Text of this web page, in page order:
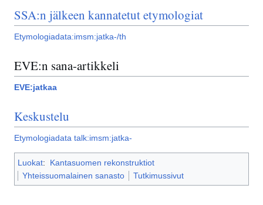
SSA:n jälkeen kannatetut etymologiat
Etymologiadata:imsm:jatka-/th
EVE:n sana-artikkeli
EVE:jatkaa
Keskustelu
Etymologiadata talk:imsm:jatka-
Luokat:
Kantasuomen rekonstruktiot
Yhteissuomalainen sanasto
Tutkimussivut